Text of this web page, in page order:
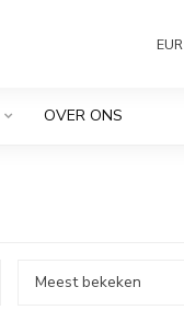
EUR
OVER ONS